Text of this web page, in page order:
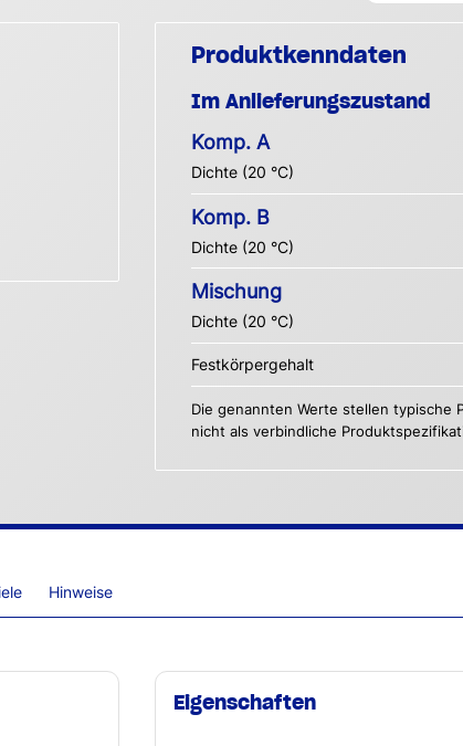
Produktkenndaten
Im Anlieferungszustand
Komp. A
Dichte (20 °C)
Komp. B
Dichte (20 °C)
Mischung
Dichte (20 °C)
Festkörpergehalt
Die genannten Werte stellen typische
nicht als verbindliche
Hinweise
Eigenschaften